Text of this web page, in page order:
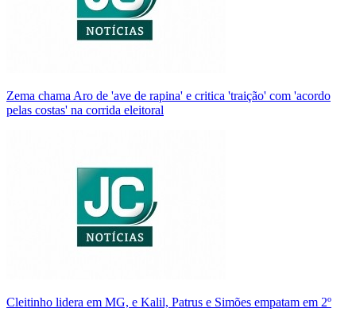
Zema chama Aro de 'ave de rapina' e critica 'traição' com 'acordo
pelas costas' na corrida eleitoral
Cleitinho lidera em MG, e Kalil, Patrus e Simões empatam em 2º